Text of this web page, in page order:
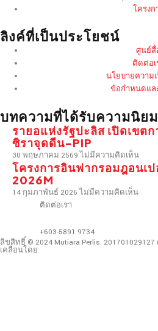
โครงก
ลิงค์ที่เป็นประโยชน์
ศูนย์สื่
ติดต่อเ
นโยบายความ
ข้อกำหนดแล
บทความที่ได้รับความนิยม
รายอแห่งรัฐปะลิส เปิดเขต
ซิราจุดดีน-PIP
30 พฤษภาคม 2569ไม่มีความคิดเห็น
โครงการอินฟากรอมฎอนเ
2026M
14 กุมภาพันธ์ 2026ไม่มีความคิดเห็น
ติดต่อเรา
+603-5891 9734
ลิขสิทธิ์ © 2024 Mutiara Perlis.
เคลื่อนโดย